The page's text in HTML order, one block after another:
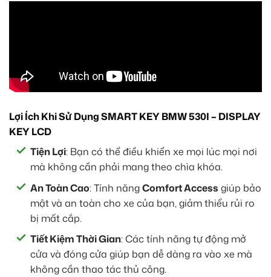
Lợi Ích Khi Sử Dụng SMART KEY BMW 530I – DISPLAY
KEY LCD
Tiện Lợi: Bạn có thể điều khiển xe mọi lúc mọi nơi
mà không cần phải mang theo chìa khóa.
An Toàn Cao: Tính năngComfort Access giúp bảo
mật và an toàn cho xe của bạn, giảm thiểu rủi ro
bị mất cắp.
Tiết Kiệm Thời Gian: Các tính năng tự động mở
cửa và đóng cửa giúp bạn dễ dàng ra vào xe mà
không cần thao tác thủ công.